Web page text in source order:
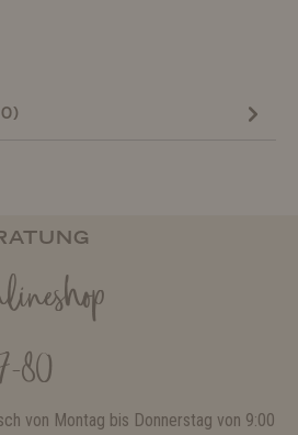
80
von Montag bis Donnerstag von 9:00